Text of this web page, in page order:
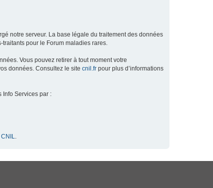
notre serveur. La base légale du traitement des données
pour le Forum maladies rares.
Vous pouvez retirer à tout moment votre
données. Consultez le site cnil.fr pour plus d’informations
Info Services par :
CNIL.